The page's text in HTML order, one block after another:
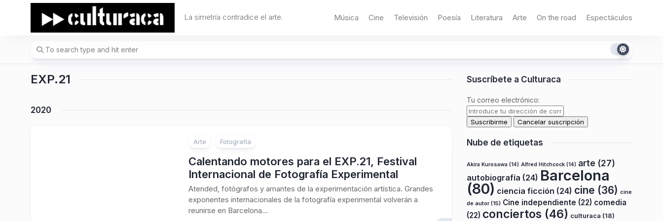
La simetría contradice el arte. Música Cine Televisión Poesía Literatura Arte On the road Espectáculos
EXP.21
2020
Arte Fotografía
Calentando motores para el EXP.21, Festival
Internacional de Fotografía Experimental
Atended, fotógrafos y amantes de la experimentación artística. Grandes
exponentes internacionales de la fotografía experimental volverán a
reunirse en Barcelona...
Suscríbete a Culturaca
Tu correo electrónico:
Nube de etiquetas
Akira Kurosawa (14) Alfred Hitchcock (14) arte (27)
autobiografía (24) Barcelona
(80) ciencia ficción (24) cine (36) cine
de autor(15) Cine independiente (22) comedia
(22) conciertos (46) culturaca (18)